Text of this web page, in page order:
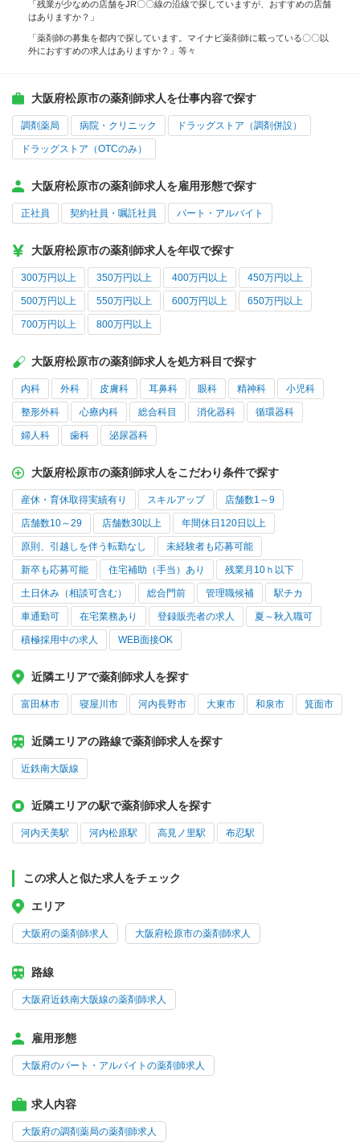
「残業が少なめの店舗をJR〇〇線の沿線で探していますが、おすすめの店舗
はありますか？」
「薬剤師の募集を都内で探しています。マイナビ薬剤師に載っている〇〇以
外におすすめの求人はありますか？」等々
大阪府松原市の薬剤師求人を仕事内容で探す
調剤薬局 病院・クリニック ドラッグストア（調剤併設）
ドラッグストア（OTCのみ）
大阪府松原市の薬剤師求人を雇用形態で探す
正社員 契約社員・嘱託社員 パート・アルバイト
大阪府松原市の薬剤師求人を年収で探す
300万円以上 350万円以上 400万円以上 450万円以上
500万円以上 550万円以上 600万円以上 650万円以上
700万円以上 800万円以上
大阪府松原市の薬剤師求人を処方科目で探す
内科 外科 皮膚科 耳鼻科 眼科 精神科 小児科
整形外科 心療内科 総合科目 消化器科 循環器科
婦人科 歯科 泌尿器科
大阪府松原市の薬剤師求人をこだわり条件で探す
産休・育休取得実績有り スキルアップ 店舗数1～9
店舗数10～29 店舗数30以上 年間休日120日以上
原則、引越しを伴う転勤なし 未経験者も応募可能
新卒も応募可能 住宅補助（手当）あり 残業月10ｈ以下
土日休み（相談可含む） 総合門前 管理職候補 駅チカ
車通勤可 在宅業務あり 登録販売者の求人 夏～秋入職可
積極採用中の求人 WEB面接OK
近隣エリアで薬剤師求人を探す
富田林市 寝屋川市 河内長野市 大東市 和泉市 箕面市
近隣エリアの路線で薬剤師求人を探す
近鉄南大阪線
近隣エリアの駅で薬剤師求人を探す
河内天美駅 河内松原駅 高見ノ里駅 布忍駅
この求人と似た求人をチェック
エリア
大阪府の薬剤師求人 大阪府松原市の薬剤師求人
路線
大阪府近鉄南大阪線の薬剤師求人
雇用形態
大阪府のパート・アルバイトの薬剤師求人
求人内容
大阪府の調剤薬局の薬剤師求人